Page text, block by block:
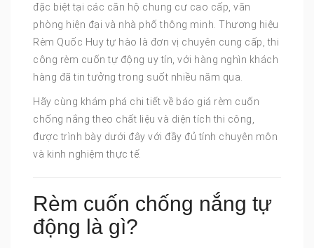
đặc biệt tại các căn hộ chung cư cao cấp, văn
phòng hiện đại và nhà phố thông minh. Thương hiệu
Rèm Quốc Huy tự hào là đơn vị chuyên cung cấp, thi
công rèm cuốn tự động uy tín, với hàng nghìn khách
hàng đã tin tưởng trong suốt nhiều năm qua.
Hãy cùng khám phá chi tiết về báo giá rèm cuốn
chống nắng theo chất liệu và diện tích thi công,
được trình bày dưới đây với đầy đủ tính chuyên môn
và kinh nghiệm thực tế.
Rèm cuốn chống nắng tự
động là gì?